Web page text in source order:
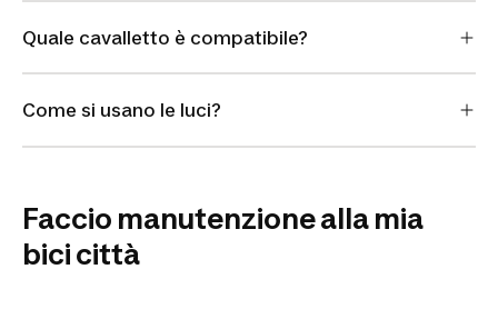
Quale cavalletto è compatibile?
Come si usano le luci?
Faccio manutenzione alla mia
bici città